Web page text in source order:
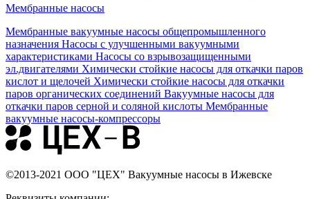
Мембранные насосы
Мембранные вакуумные насосы общепромышленного
назначения Насосы с улучшенными вакуумными
характеристиками Насосы со взрывозащищенными
эл.двигателями Химически стойкие насосы для откачки паров
кислот и щелочей Химически стойкие насосы для откачки
паров органических соединений Вакуумные насосы для
откачки паров серной и соляной кислоты Мембранные
вакуумные насосы-компрессоры
©2013-2021 ООО "ЦЕХ" Вакуумные насосы в Ижевске